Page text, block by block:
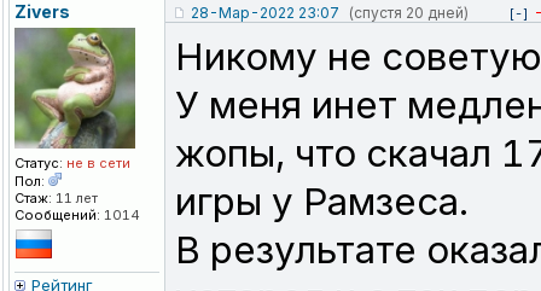
Zivers
Статус: не в сети
Пол:
Стаж: 11 лет
Сообщений: 1014
Рейтинг
28-Мар-2022 23:07 (спустя 20 дней) [-]
Никому не
У меня инет
жопы, что скачал
игры у Рамзеса.
В результате